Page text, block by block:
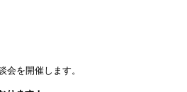
会を開催します。